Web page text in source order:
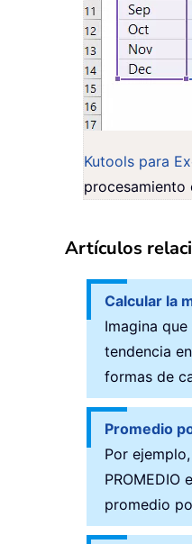
Kutools para
Artículos
Calcular la
Imagina
tendencia
formas de
Promedio
Por
promedio